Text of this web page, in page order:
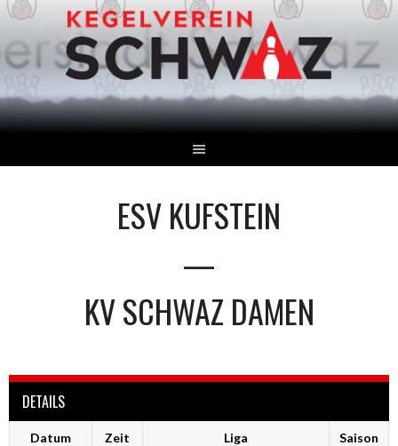
Springe
Inhalt
ESV KUFSTEIN
—
KV SCHWAZ DAMEN
DETAILS
Datum Zeit Liga Saison